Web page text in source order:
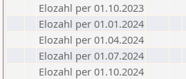
Elozahl per 01.10.2023
Elozahl per 01.01.2024
Elozahl per 01.04.2024
Elozahl per 01.07.2024
Elozahl per 01.10.2024